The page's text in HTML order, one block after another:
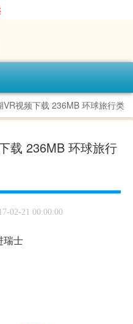
VR视频下载 236MB 环球旅行类
载 236MB 环球旅行
02-21 00:00:00
瑞士